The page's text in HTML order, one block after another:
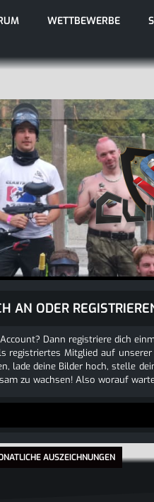
WETTBEWERBE
AN ODER
Dann registriere dich
registriertes Mitglied auf
lade deine Bilder hoch, stelle
zu wachsen! Also worauf
AUSZEICHNUNGEN